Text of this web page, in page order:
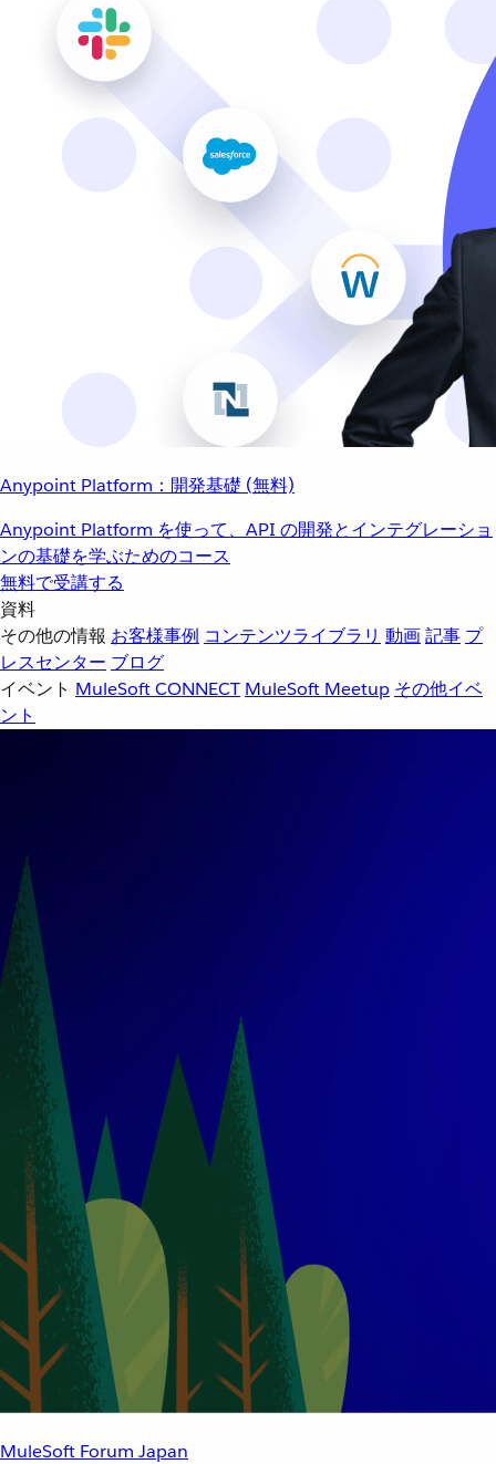
Anypoint Platform：開発基礎 (無料)
Anypoint Platform を使って、API の開発とインテグレーショ
ンの基礎を学ぶためのコース
無料で受講する
資料
その他の情報 お客様事例 コンテンツライブラリ 動画記事 プ
レスセンター ブログ
イベント MuleSoft CONNECT MuleSoft Meetup その他イベ
ント
MuleSoft Forum Japan